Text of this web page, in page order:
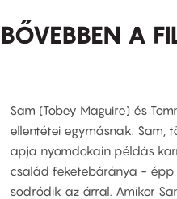
BŐVEBBEN A
Sam (Tobey Maguire) és
ellentétei egymásnak. Sam,
apja nyomdokain példás
család feketebáránya -
sodródik az árral. Amikor